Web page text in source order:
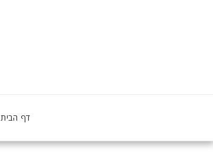
דף הבית